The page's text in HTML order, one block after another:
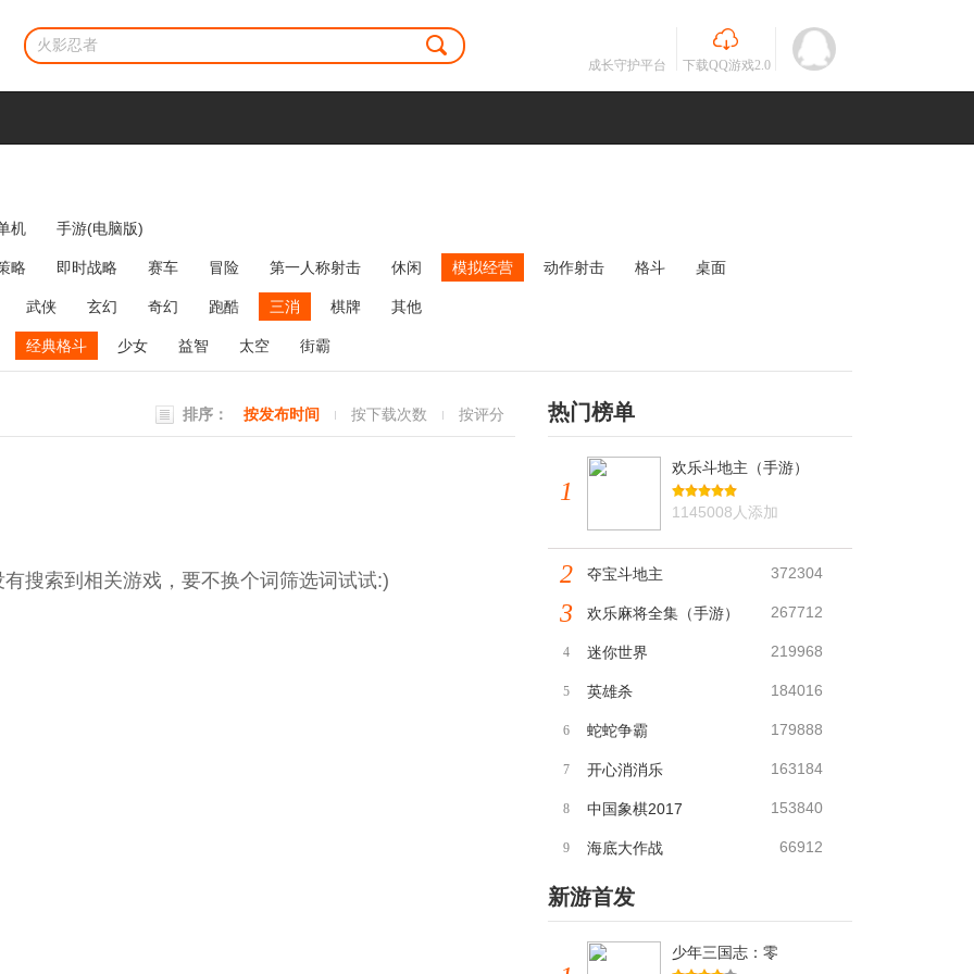
成长守护平台 下载QQ游戏2.0
机 手游(电脑版)
略 即时战略 赛车 冒险 第一人称射击 休闲 模拟经营 动作射击 格斗
桌面
牌类
麻将 网络游戏 弹幕射击 策略塔防
武侠 玄幻 奇幻 跑酷 三消 棋牌 其他
经典格斗 少女 益智 太空 街霸
排序： 按发布时间 按下载次数 按评分
搜索到相关游戏，要不换个词筛选词试试:)
热门榜单
1
欢乐斗地主（手游）
1145008人添加
2 夺宝斗地主 372304
3 欢乐麻将全集（手游） 267712
4 迷你世界 219968
5 英雄杀 184016
6 蛇蛇争霸 179888
7 开心消消乐 163184
8 中国象棋2017 153840
9 海底大作战 66912
新游首发
少年三国志：零